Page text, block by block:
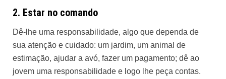
2. Estar no comando
Dê-lhe uma responsabilidade, algo que dependa de
sua atenção e cuidado: um jardim, um animal de
estimação, ajudar a avó, fazer um pagamento; dê ao
jovem uma responsabilidade e logo lhe peça contas.